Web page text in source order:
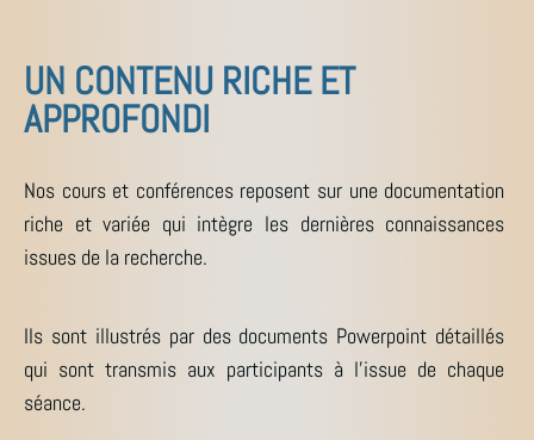
UN CONTENU RICHE ET
APPROFONDI
Nos cours et conférences reposent sur une documentation
riche et variée qui intègre les dernières connaissances
issues de la recherche.
Ils sont illustrés par des documents Powerpoint détaillés
qui sont transmis aux participants à l’issue de chaque
séance.